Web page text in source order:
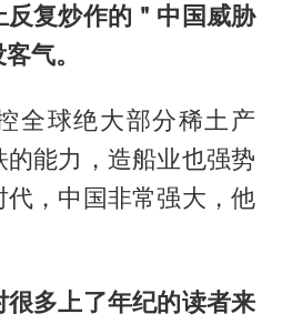
复炒作的＂中国威胁
气。
全球绝大部分稀土产
能力，造船业也强势
，中国非常强大，他
多上了年纪的读者来